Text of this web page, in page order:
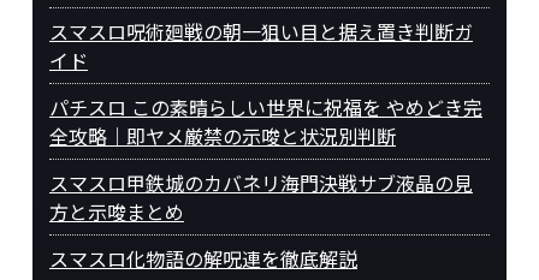
スマスロ呪術廻戦の朝一狙い目と据え置き判断ガ
イド
パチスロ この素晴らしい世界に祝福を やめどき完
全攻略｜即ヤメ厳禁の示唆と状況別判断
スマスロ甲鉄城のカバネリ海門決戦サブ液晶の見
方と示唆まとめ
スマスロ化物語の解呪連を徹底解説